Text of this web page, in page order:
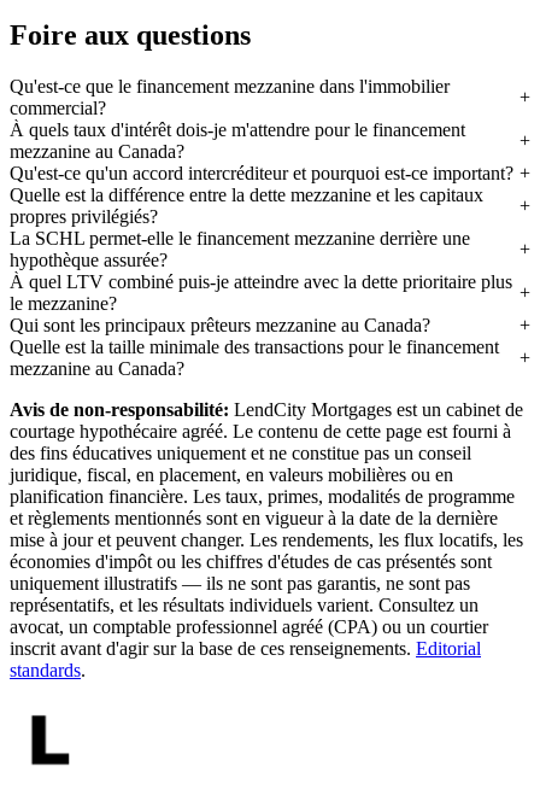
Foire aux questions
Qu'est-ce que le financement mezzanine dans l'immobilier
commercial?
À quels taux d'intérêt dois-je m'attendre pour le financement
mezzanine au Canada?
Qu'est-ce qu'un accord intercréditeur et pourquoi est-ce important?
Quelle est la différence entre la dette mezzanine et les capitaux
propres privilégiés?
La SCHL permet-elle le financement mezzanine derrière une
hypothèque assurée?
À quel LTV combiné puis-je atteindre avec la dette prioritaire plus
le mezzanine?
Qui sont les principaux prêteurs mezzanine au Canada?
Quelle est la taille minimale des transactions pour le financement
mezzanine au Canada?
Avis de non-responsabilité: LendCity Mortgages est un cabinet de
courtage hypothécaire agréé. Le contenu de cette page est fourni à
des fins éducatives uniquement et ne constitue pas un conseil
juridique, fiscal, en placement, en valeurs mobilières ou en
planification financière. Les taux, primes, modalités de programme
et règlements mentionnés sont en vigueur à la date de la dernière
mise à jour et peuvent changer. Les rendements, les flux locatifs, les
économies d'impôt ou les chiffres d'études de cas présentés sont
uniquement illustratifs — ils ne sont pas garantis, ne sont pas
représentatifs, et les résultats individuels varient. Consultez un
avocat, un comptable professionnel agréé (CPA) ou un courtier
inscrit avant d'agir sur la base de ces renseignements. Editorial
standards.